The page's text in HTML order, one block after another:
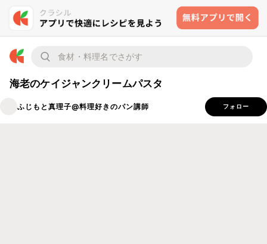
海老のケイジャンクリームパスタ
ふじもと真理子@料理好きのパン講師 フォロー